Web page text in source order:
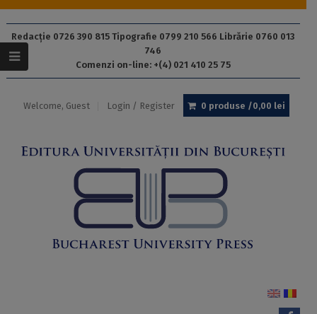
Redacție 0726 390 815 Tipografie 0799 210 566 Librărie 0760 013
746
Comenzi on-line: +(4) 021 410 25 75
Welcome, Guest Login / Register 0 produse /0,00 lei